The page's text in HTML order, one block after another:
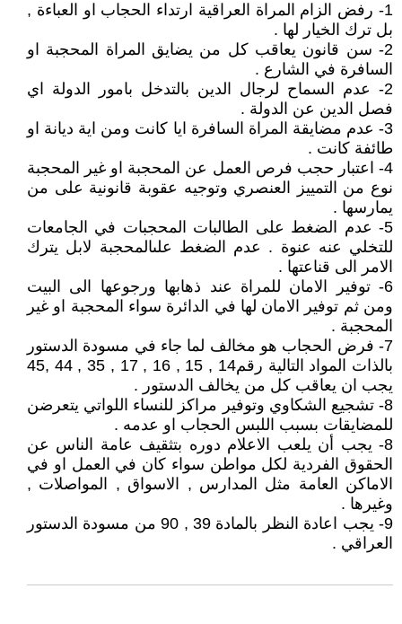
1- رفض الزام المراة العراقية ارتداء الحجاب او العباءة ,
بل ترك الخيار لها .
2- سن قانون يعاقب كل من يضايق المراة المحجبة او
السافرة في الشارع .
2- عدم السماح لرجال الدين بالتدخل بامور الدولة اي
فصل الدين عن الدولة .
3- عدم مضايقة المراة السافرة ايا كانت ومن اية ديانة او
طائفة كانت .
4- اعتبار حجب فرص العمل عن المحجبة او غير المحجبة
نوع من التمييز العنصري وتوجيه عقوبة قانونية على من
يمارسها .
5- عدم الضغط على الطالبات المحجبات في الجامعات
للتخلي عنه عنوة . عدم الضغط علىالمحجبة لابل يترك
الامر الى قناعتها .
6- توفير الامان للمراة عند ذهابها ورجوعها الى البيت
ومن ثم توفير الامان لها في الدائرة سواء المحجبة او غير
المحجبة .
7- فرض الحجاب هو مخالف لما جاء في مسودة الدستور
بالذات المواد التالية رقم14 , 15 , 16 , 17 , 35 , 44 ,45
يجب ان يعاقب كل من يخالف الدستور .
8- تشجيع الشكاوي وتوفير مراكز للنساء اللواتي يتعرضن
للمضايقات بسبب اللبس الحجاب او عدمه .
8- يجب أن يلعب الاعلام دوره بتثقيف عامة الناس عن
الحقوق الفردية لكل مواطن سواء كان في العمل او في
الاماكن العامة مثل المدارس , الاسواق , المواصلات ,
وغيرها .
9- يجب اعادة النظر بالمادة 39 , 90 من مسودة الدستور
العراقي .